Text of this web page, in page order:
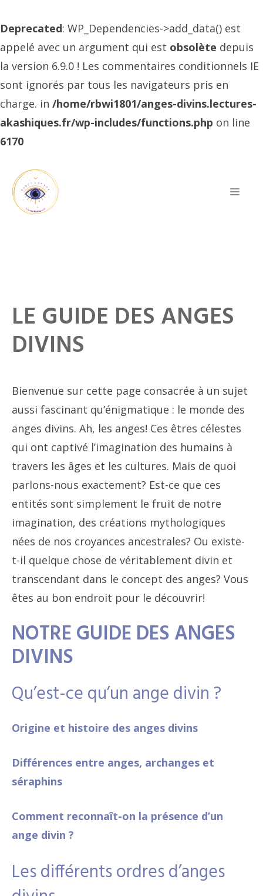
Deprecated: WP_Dependencies->add_data() est
appelé avec un argument qui est obsolète depuis
la version 6.9.0 ! Les commentaires conditionnels IE
sont ignorés par tous les navigateurs pris en
charge. in /home/rbwi1801/anges-divins.lectures-
akashiques.fr/wp-includes/functions.php on line
6170
contenu
LE GUIDE DES ANGES
DIVINS
Bienvenue sur cette page consacrée à un sujet
aussi fascinant qu’énigmatique : le monde des
anges divins. Ah, les anges! Ces êtres célestes
qui ont captivé l’imagination des humains à
travers les âges et les cultures. Mais de quoi
parlons-nous exactement? Est-ce que ces
entités sont simplement le fruit de notre
imagination, des créations mythologiques
nées de nos croyances ancestrales? Ou existe-
t-il quelque chose de véritablement divin et
transcendant dans le concept des anges? Vous
êtes au bon endroit pour le découvrir!
NOTRE GUIDE DES ANGES
DIVINS
Qu’est-ce qu’un ange divin ?
Origine et histoire des anges divins
Différences entre anges, archanges et
séraphins
Comment reconnaît-on la présence d’un
ange divin ?
Les différents ordres d’anges